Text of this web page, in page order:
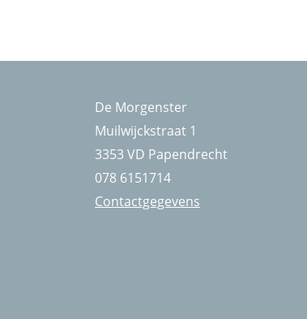
De Morgenster
Muilwijckstraat 1
3353 VD Papendrecht
078 6151714
Contactgegevens